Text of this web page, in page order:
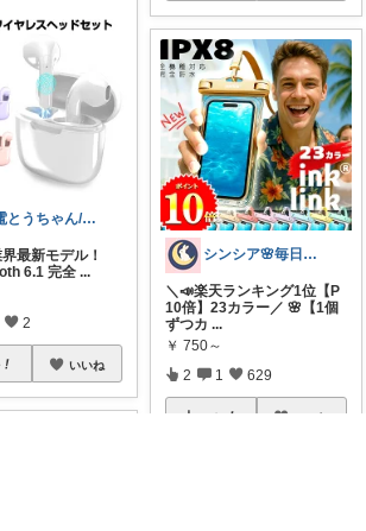
家電とうちゃん/2児のパパ✨️購入感謝！
最新モデル！
6.1 完全 ...
2
いいね
シンシア🌸毎日ハッピーな暮らし🍀
＼📣楽天ランキング1位【P
10倍】23カラー／ 🌸【1個
ずつカ ...
￥ 750～
2 1 629
コレ いいね